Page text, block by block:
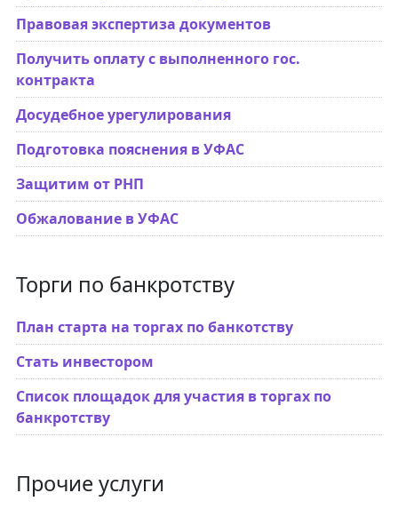
Правовая экспертиза документов
Получить оплату с выполненного гос.
контракта
Досудебное урегулирования
Подготовка пояснения в УФАС
Защитим от РНП
Обжалование в УФАС
Торги по банкротству
План старта на торгах по банкотству
Стать инвестором
Список площадок для участия в торгах по
банкротству
Прочие услуги